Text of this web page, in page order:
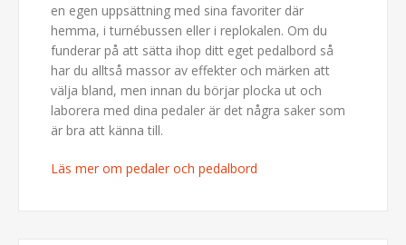
en egen uppsättning med sina favoriter där
hemma, i turnébussen eller i replokalen. Om du
funderar på att sätta ihop ditt eget pedalbord så
har du alltså massor av effekter och märken att
välja bland, men innan du börjar plocka ut och
laborera med dina pedaler är det några saker som
är bra att känna till.
Läs mer om pedaler och pedalbord